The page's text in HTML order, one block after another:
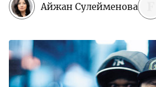
Айжан Сулейменова